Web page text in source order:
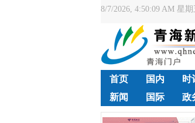
8/7/2026, 4:50:09 AM 星期
首页 国内 时
新闻
国际 政